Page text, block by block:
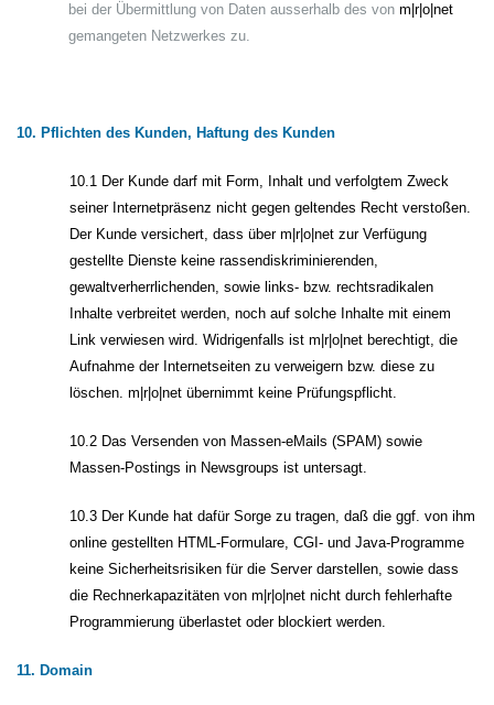
bei der Übermittlung von Daten ausserhalb des vonm|r|o|net
gemangeten Netzwerkes zu.
10. Pflichten des Kunden, Haftung des Kunden
10.1 Der Kunde darf mit Form, Inhalt und verfolgtem Zweck
seiner Internetpräsenz nicht gegen geltendes Recht verstoßen.
Der Kunde versichert, dass über m|r|o|net zur Verfügung
gestellte Dienste keine rassendiskriminierenden,
gewaltverherrlichenden, sowie links- bzw. rechtsradikalen
Inhalte verbreitet werden, noch auf solche Inhalte mit einem
Link verwiesen wird. Widrigenfalls ist m|r|o|net berechtigt, die
Aufnahme der Internetseiten zu verweigern bzw. diese zu
löschen. m|r|o|net übernimmt keine Prüfungspflicht.
10.2 Das Versenden von Massen-eMails (SPAM) sowie
Massen-Postings in Newsgroups ist untersagt.
10.3 Der Kunde hat dafür Sorge zu tragen, daß die ggf. von ihm
online gestellten HTML-Formulare, CGI- und Java-Programme
keine Sicherheitsrisiken für die Server darstellen, sowie dass
die Rechnerkapazitäten von m|r|o|net nicht durch fehlerhafte
Programmierung überlastet oder blockiert werden.
11. Domain